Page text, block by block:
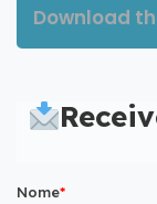
Download
Nome*